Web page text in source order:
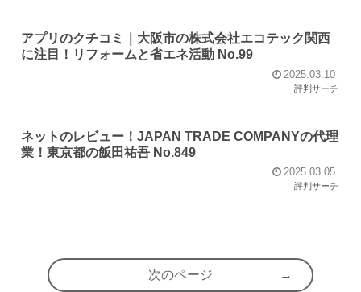
アプリのクチコミ｜大阪市の株式会社エコテック関西
に注目！リフォームと省エネ活動 No.99
2025.03.10
評判サーチ
ネットのレビュー！JAPAN TRADE COMPANYの代理
業！東京都の飯田祐吾 No.849
2025.03.05
評判サーチ
次のページ